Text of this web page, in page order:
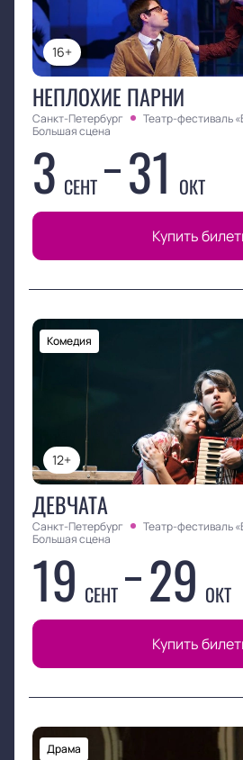
16+
НЕПЛОХИЕ ПАРНИ
Санкт-Петербург
Театр-фестиваль
Большая сцена
3 СЕНТ 31 ОКТ
Купить
12+
Комедия
ДЕВЧАТА
Санкт-Петербург
Театр-фестиваль
Большая сцена
19 СЕНТ 29 ОКТ
Купить
Драма